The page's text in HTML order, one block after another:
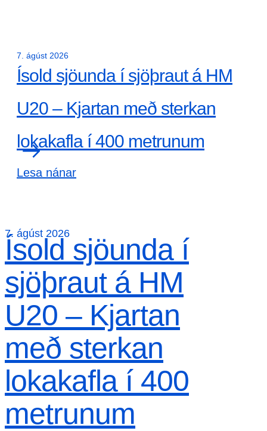
7. ágúst 2026
Ísold sjöunda í sjöþraut á HM
U20 – Kjartan með sterkan
lokakafla í 400 metrunum
Lesa nánar
7. ágúst 2026
Ísold sjöunda í
sjöþraut á HM
U20 – Kjartan
með sterkan
lokakafla í 400
metrunum